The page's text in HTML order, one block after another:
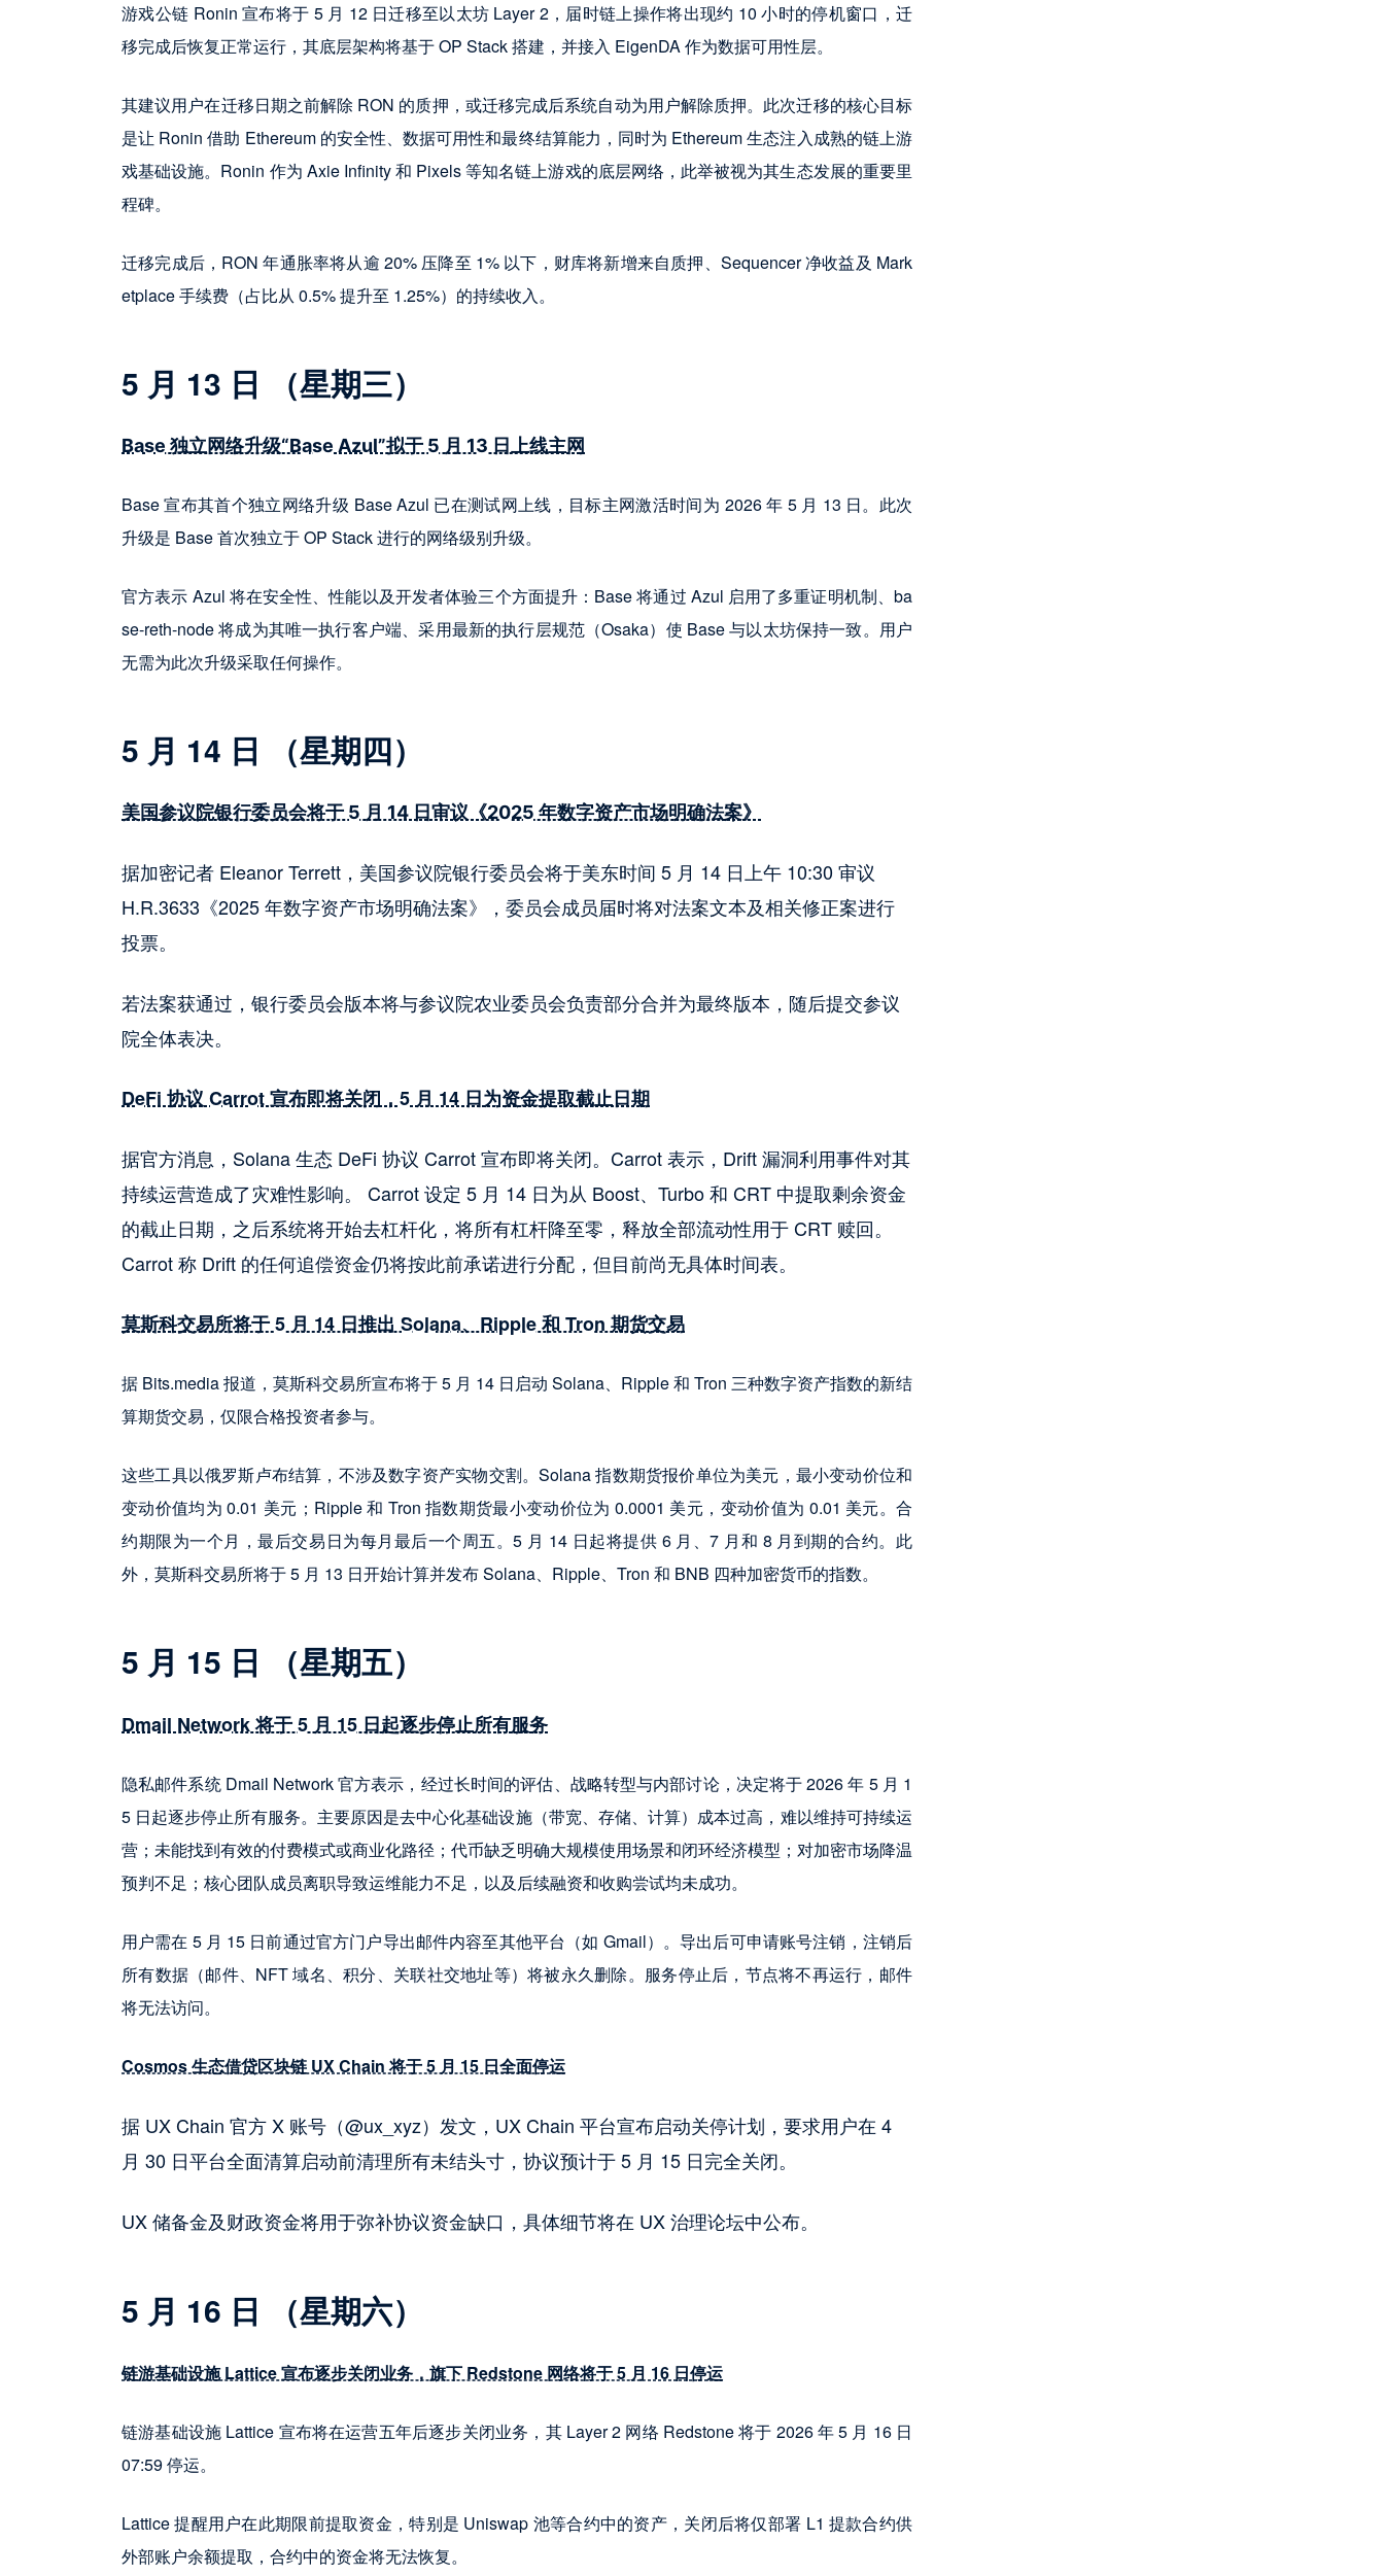
游戏公链 Ronin 宣布将于 5 月 12 日迁移至以太坊 Layer 2，届时链上操作将出现约 10 小时的停机窗口，迁
移完成后恢复正常运行，其底层架构将基于 OP Stack 搭建，并接入 EigenDA 作为数据可用性层。
其建议用户在迁移日期之前解除 RON 的质押，或迁移完成后系统自动为用户解除质押。此次迁移的核心目标
是让 Ronin 借助 Ethereum 的安全性、数据可用性和最终结算能力，同时为 Ethereum 生态注入成熟的链上游
戏基础设施。Ronin 作为 Axie Infinity 和 Pixels 等知名链上游戏的底层网络，此举被视为其生态发展的重要里
程碑。
迁移完成后，RON 年通胀率将从逾 20% 压降至 1% 以下，财库将新增来自质押、Sequencer 净收益及 Mark
etplace 手续费（占比从 0.5% 提升至 1.25%）的持续收入。
5 月 13 日 （星期三）
Base 独立网络升级“Base Azul”拟于 5 月 13 日上线主网
Base 宣布其首个独立网络升级 Base Azul 已在测试网上线，目标主网激活时间为 2026 年 5 月 13 日。此次
升级是 Base 首次独立于 OP Stack 进行的网络级别升级。
官方表示 Azul 将在安全性、性能以及开发者体验三个方面提升：Base 将通过 Azul 启用了多重证明机制、ba
se-reth-node 将成为其唯一执行客户端、采用最新的执行层规范（Osaka）使 Base 与以太坊保持一致。用户
无需为此次升级采取任何操作。
5 月 14 日 （星期四）
美国参议院银行委员会将于 5 月 14 日审议《2025 年数字资产市场明确法案》
据加密记者 Eleanor Terrett，美国参议院银行委员会将于美东时间 5 月 14 日上午 10:30 审议
H.R.3633《2025 年数字资产市场明确法案》，委员会成员届时将对法案文本及相关修正案进行
投票。
若法案获通过，银行委员会版本将与参议院农业委员会负责部分合并为最终版本，随后提交参议
院全体表决。
DeFi 协议 Carrot 宣布即将关闭，5 月 14 日为资金提取截止日期
据官方消息，Solana 生态 DeFi 协议 Carrot 宣布即将关闭。Carrot 表示，Drift 漏洞利用事件对其
持续运营造成了灾难性影响。 Carrot 设定 5 月 14 日为从 Boost、Turbo 和 CRT 中提取剩余资金
的截止日期，之后系统将开始去杠杆化，将所有杠杆降至零，释放全部流动性用于 CRT 赎回。
Carrot 称 Drift 的任何追偿资金仍将按此前承诺进行分配，但目前尚无具体时间表。
莫斯科交易所将于 5 月 14 日推出 Solana、Ripple 和 Tron 期货交易
据 Bits.media 报道，莫斯科交易所宣布将于 5 月 14 日启动 Solana、Ripple 和 Tron 三种数字资产指数的新结
算期货交易，仅限合格投资者参与。
这些工具以俄罗斯卢布结算，不涉及数字资产实物交割。Solana 指数期货报价单位为美元，最小变动价位和
变动价值均为 0.01 美元；Ripple 和 Tron 指数期货最小变动价位为 0.0001 美元，变动价值为 0.01 美元。合
约期限为一个月，最后交易日为每月最后一个周五。5 月 14 日起将提供 6 月、7 月和 8 月到期的合约。此
外，莫斯科交易所将于 5 月 13 日开始计算并发布 Solana、Ripple、Tron 和 BNB 四种加密货币的指数。
5 月 15 日 （星期五）
Dmail Network 将于 5 月 15 日起逐步停止所有服务
隐私邮件系统 Dmail Network 官方表示，经过长时间的评估、战略转型与内部讨论，决定将于 2026 年 5 月 1
5 日起逐步停止所有服务。主要原因是去中心化基础设施（带宽、存储、计算）成本过高，难以维持可持续运
营；未能找到有效的付费模式或商业化路径；代币缺乏明确大规模使用场景和闭环经济模型；对加密市场降温
预判不足；核心团队成员离职导致运维能力不足，以及后续融资和收购尝试均未成功。
用户需在 5 月 15 日前通过官方门户导出邮件内容至其他平台（如 Gmail）。导出后可申请账号注销，注销后
所有数据（邮件、NFT 域名、积分、关联社交地址等）将被永久删除。服务停止后，节点将不再运行，邮件
将无法访问。
Cosmos 生态借贷区块链 UX Chain 将于 5 月 15 日全面停运
据 UX Chain 官方 X 账号（@ux_xyz）发文，UX Chain 平台宣布启动关停计划，要求用户在 4
月 30 日平台全面清算启动前清理所有未结头寸，协议预计于 5 月 15 日完全关闭。
UX 储备金及财政资金将用于弥补协议资金缺口，具体细节将在 UX 治理论坛中公布。
5 月 16 日 （星期六）
链游基础设施 Lattice 宣布逐步关闭业务，旗下 Redstone 网络将于 5 月 16 日停运
链游基础设施 Lattice 宣布将在运营五年后逐步关闭业务，其 Layer 2 网络 Redstone 将于 2026 年 5 月 16 日
07:59 停运。
Lattice 提醒用户在此期限前提取资金，特别是 Uniswap 池等合约中的资产，关闭后将仅部署 L1 提款合约供
外部账户余额提取，合约中的资金将无法恢复。